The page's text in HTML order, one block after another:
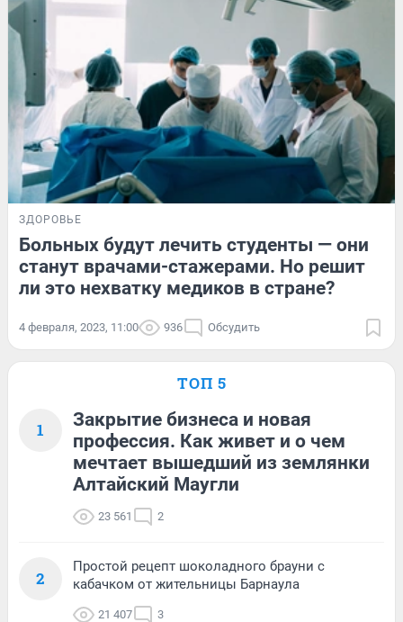
ЗДОРОВЬЕ
Больных будут лечить студенты — они
станут врачами-стажерами. Но решит
ли это нехватку медиков в стране?
4 февраля, 2023, 11:00 936 Обсудить
ТОП 5
1
Закрытие бизнеса и новая
профессия. Как живет и о чем
мечтает вышедший из землянки
Алтайский Маугли
23 561 2
2
Простой рецепт шоколадного брауни с
кабачком от жительницы Барнаула
21 407 3